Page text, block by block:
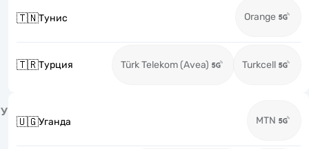
🇹🇳Тунис Orange
🇹🇷Турция Türk Telekom (Avea) Turkcell
У
🇺🇬Уганда MTN